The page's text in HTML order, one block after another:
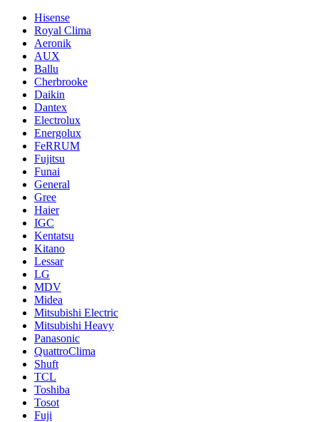
Hisense
Royal Clima
Aeronik
AUX
Ballu
Cherbrooke
Daikin
Dantex
Electrolux
Energolux
FeRRUM
Fujitsu
Funai
General
Gree
Haier
IGC
Kentatsu
Kitano
Lessar
LG
MDV
Midea
Mitsubishi Electric
Mitsubishi Heavy
Panasonic
QuattroClima
Shuft
TCL
Toshiba
Tosot
Fuji